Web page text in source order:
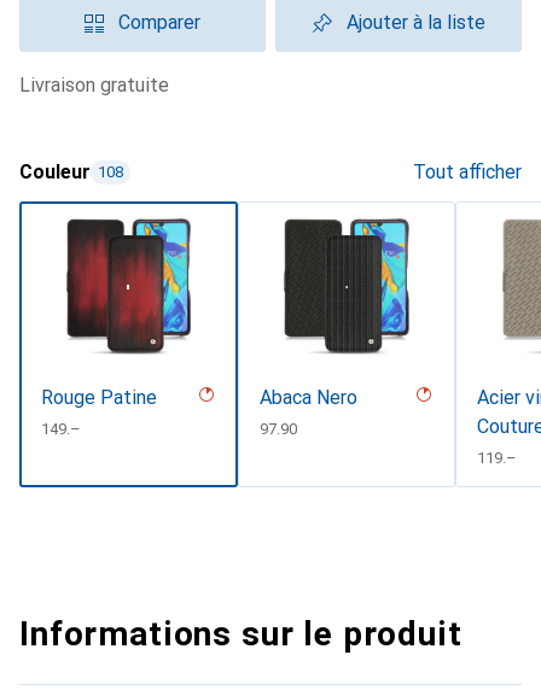
Comparer Ajouter à la liste
livraison gratuite
Couleur 108 Tout afficher
Rouge Patine
CHF
149.–
Abaca Nero
CHF
97.90
Acier
CHF
119.–
Informations sur le produit